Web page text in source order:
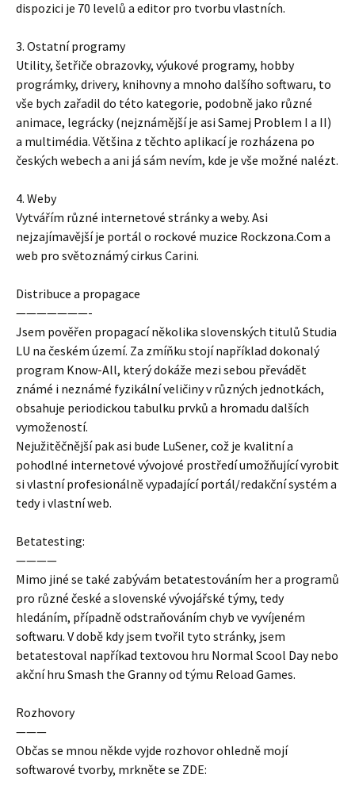
dispozici je 70 levelů a editor pro tvorbu vlastních.
3. Ostatní programy
Utility, šetřiče obrazovky, výukové programy, hobby
prográmky, drivery, knihovny a mnoho dalšího softwaru, to
vše bych zařadil do této kategorie, podobně jako různé
animace, legrácky (nejznámější je asi Samej Problem I a II)
a multimédia. Většina z těchto aplikací je rozházena po
českých webech a ani já sám nevím, kde je vše možné nalézt.
4. Weby
Vytvářím různé internetové stránky a weby. Asi
nejzajímavější je portál o rockové muzice Rockzona.Com a
web pro světoznámý cirkus Carini.
Distribuce a propagace
———————-
Jsem pověřen propagací několika slovenských titulů Studia
LU na českém území. Za zmíňku stojí například dokonalý
program Know-All, který dokáže mezi sebou převádět
známé i neznámé fyzikální veličiny v různých jednotkách,
obsahuje periodickou tabulku prvků a hromadu dalších
vymožeností.
Nejužitěčnější pak asi bude LuSener, což je kvalitní a
pohodlné internetové vývojové prostředí umožňující vyrobit
si vlastní profesionálně vypadající portál/redakční systém a
tedy i vlastní web.
Betatesting:
————
Mimo jiné se také zabývám betatestováním her a programů
pro různé české a slovenské vývojářské týmy, tedy
hledáním, případně odstraňováním chyb ve vyvíjeném
softwaru. V době kdy jsem tvořil tyto stránky, jsem
betatestoval napříkad textovou hru Normal Scool Day nebo
akční hru Smash the Granny od týmu Reload Games.
Rozhovory
———
Občas se mnou někde vyjde rozhovor ohledně mojí
softwarové tvorby, mrkněte se ZDE: